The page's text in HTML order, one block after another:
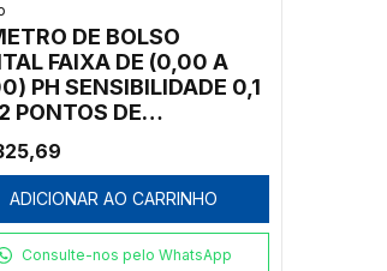
DE BOLSO
FAIXA DE (0,00 A
PH SENSIBILIDADE 0,1
PONTOS DE
À PROVA
ELETRODO TIPO
- MODELO: 6011
ADICIONAR AO CARRINHO
Consulte-nos pelo WhatsApp